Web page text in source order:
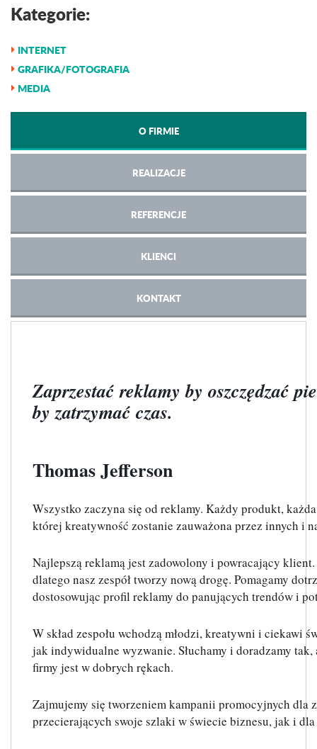
Kategorie:
INTERNET
GRAFIKA/FOTOGRAFIA
MEDIA
O FIRMIE
REALIZACJE
REFERENCJE
KLIENCI
KONTAKT
Zaprzestać reklamy by oszczędzać
by zatrzymać czas.
Thomas Jefferson
Wszystko zaczyna się od reklamy. Każdy produkt,
której kreatywność zostanie zauważona przez innych i
Najlepszą reklamą jest zadowolony i powracający
dlatego nasz zespół tworzy nową drogę. Pomagamy
dostosowując profil reklamy do panujących trendów i
W skład zespołu wchodzą młodzi, kreatywni i ciekawi
jak indywidualne wyzwanie. Słuchamy i doradzamy
firmy jest w dobrych rękach.
Zajmujemy się tworzeniem kampanii promocyjnych dla
przecierających swoje szlaki w świecie biznesu, jak i